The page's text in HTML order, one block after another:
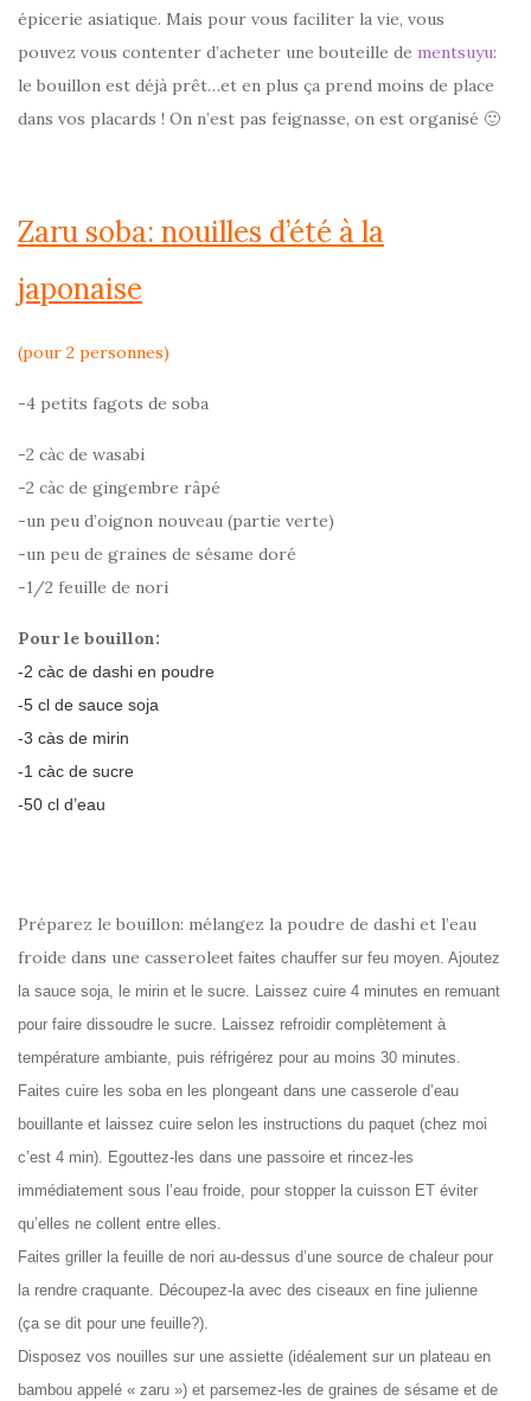
épicerie asiatique. Mais pour vous faciliter la vie, vous
pouvez vous contenter d’acheter une bouteille de mentsuyu:
le bouillon est déjà prêt…et en plus ça prend moins de place
dans vos placards ! On n’est pas feignasse, on est organisé 🙂
Zaru soba: nouilles d’été à la
japonaise
(pour 2 personnes)
-4 petits fagots de soba
-2 càc de wasabi
-2 càc de gingembre râpé
-un peu d’oignon nouveau (partie verte)
-un peu de graines de sésame doré
-1/2 feuille de nori
Pour le bouillon:
-2 càc de dashi en poudre
-5 cl de sauce soja
-3 càs de mirin
-1 càc de sucre
-50 cl d’eau
Préparez le bouillon: mélangez la poudre de dashi et l’eau
froide dans une casseroleet faites chauffer sur feu moyen. Ajoutez
la sauce soja, le mirin et le sucre. Laissez cuire 4 minutes en remuant
pour faire dissoudre le sucre. Laissez refroidir complètement à
température ambiante, puis réfrigérez pour au moins 30 minutes.
Faites cuire les soba en les plongeant dans une casserole d’eau
bouillante et laissez cuire selon les instructions du paquet (chez moi
c’est 4 min). Egouttez-les dans une passoire et rincez-les
immédiatement sous l’eau froide, pour stopper la cuisson ET éviter
qu’elles ne collent entre elles.
Faites griller la feuille de nori au-dessus d’une source de chaleur pour
la rendre craquante. Découpez-la avec des ciseaux en fine julienne
(ça se dit pour une feuille?).
Disposez vos nouilles sur une assiette (idéalement sur un plateau en
bambou appelé « zaru ») et parsemez-les de graines de sésame et de